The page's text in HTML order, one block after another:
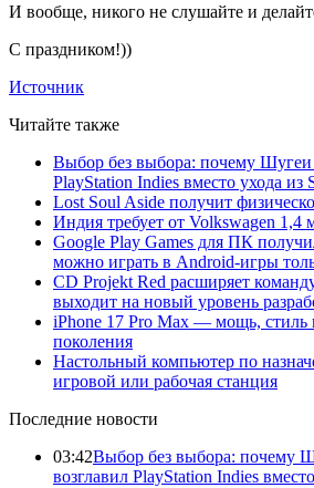
И вообще, никого не слушайте и
С праздником!))
Источник
Читайте также
Выбор без выбора: почему
PlayStation Indies вместо ухода из
Lost Soul Aside получит
Индия требует от Volkswagen 1,4
Google Play Games для ПК
можно играть в Android-игры
CD Projekt Red расширяет
выходит на новый уровень
iPhone 17 Pro Max — мощь, стиль
поколения
Настольный компьютер по
игровой или рабочая станция
Последние новости
03:42Выбор без выбора: почему
возглавил PlayStation Indies